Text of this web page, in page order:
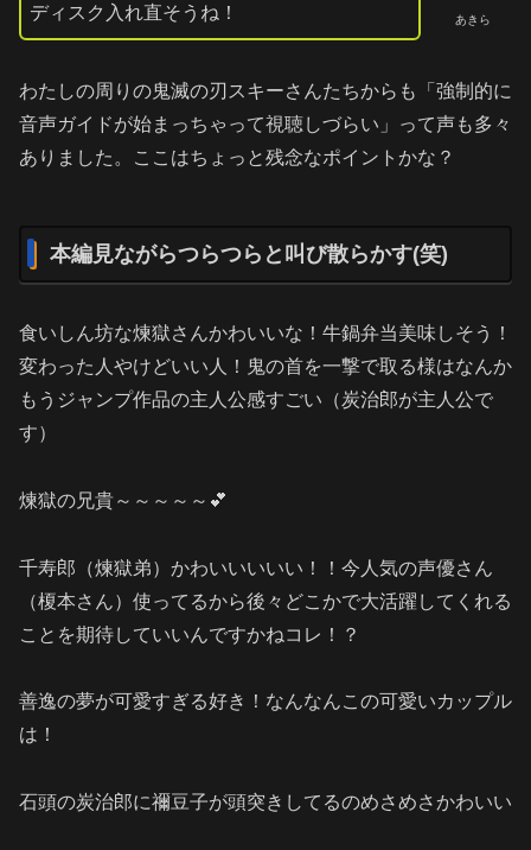
あきら
ディスク入れ直そうね！
わたしの周りの鬼滅の刃スキーさんたちからも「強制的に
音声ガイドが始まっちゃって視聴しづらい」って声も多々
ありました。ここはちょっと残念なポイントかな？
本編見ながらつらつらと叫び散らかす(笑)
食いしん坊な煉獄さんかわいいな！牛鍋弁当美味しそう！
変わった人やけどいい人！鬼の首を一撃で取る様はなんか
もうジャンプ作品の主人公感すごい（炭治郎が主人公で
す）
煉獄の兄貴～～～～～💕
千寿郎（煉獄弟）かわいいいいい！！今人気の声優さん
（榎本さん）使ってるから後々どこかで大活躍してくれる
ことを期待していいんですかねコレ！？
善逸の夢が可愛すぎる好き！なんなんこの可愛いカップル
は！
石頭の炭治郎に禰豆子が頭突きしてるのめさめさかわいい